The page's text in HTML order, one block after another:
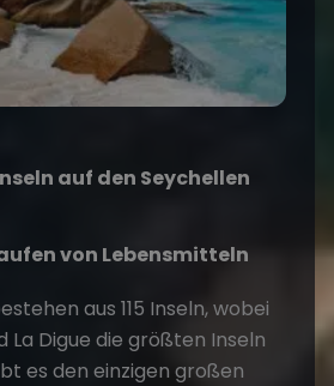
auf den Seychellen
von Lebensmitteln
aus 115 Inseln, wobei
La Digue die größten Inseln
es den einzigen großen